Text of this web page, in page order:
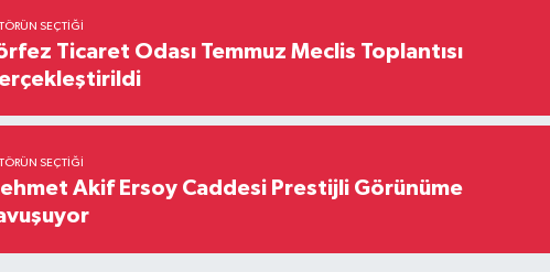
SEÇTIĞI
Ticaret Odası Temmuz Meclis Toplantısı
SEÇTIĞI
Akif Ersoy Caddesi Prestijli Görünüme